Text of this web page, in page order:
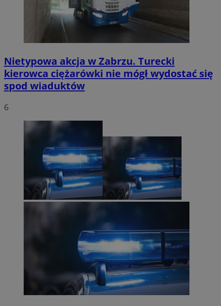
Nietypowa akcja w Zabrzu. Turecki
kierowca ciężarówki nie mógł wydostać się
spod wiaduktów
6